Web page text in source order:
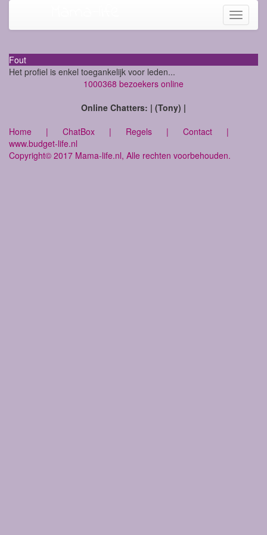
Toggle
Fout
Het profiel is enkel toegankelijk voor leden...
1000368 bezoekers online
Online Chatters: | (Tony) |
Home | ChatBox | Regels | Contact |
www.budget-life.nl
Copyright© 2017 Mama-life.nl, Alle rechten voorbehouden.